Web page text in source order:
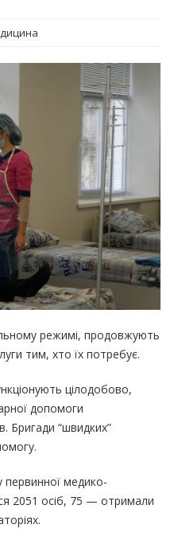
режимі, продовжують
тим, хто їх потребує.
цілодобово,
допомоги
Бригади “швидких”
медико-
2051 осіб, 75 — отримали